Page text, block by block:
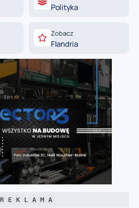
Polityka
Zobacz
Flandria
R E K L A M A